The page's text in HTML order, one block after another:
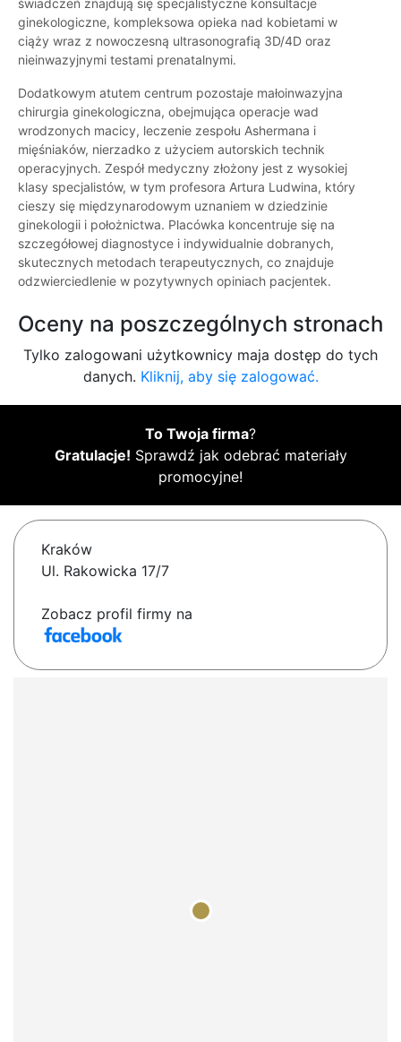
świadczeń znajdują się specjalistyczne konsultacje
ginekologiczne, kompleksowa opieka nad kobietami w
ciąży wraz z nowoczesną ultrasonografią 3D/4D oraz
nieinwazyjnymi testami prenatalnymi.
Dodatkowym atutem centrum pozostaje małoinwazyjna
chirurgia ginekologiczna, obejmująca operacje wad
wrodzonych macicy, leczenie zespołu Ashermana i
mięśniaków, nierzadko z użyciem autorskich technik
operacyjnych. Zespół medyczny złożony jest z wysokiej
klasy specjalistów, w tym profesora Artura Ludwina, który
cieszy się międzynarodowym uznaniem w dziedzinie
ginekologii i położnictwa. Placówka koncentruje się na
szczegółowej diagnostyce i indywidualnie dobranych,
skutecznych metodach terapeutycznych, co znajduje
odzwierciedlenie w pozytywnych opiniach pacjentek.
Oceny na poszczególnych stronach
Tylko zalogowani użytkownicy maja dostęp do tych
danych. Kliknij, aby się zalogować.
To Twoja firma?
Gratulacje! Sprawdź jak odebrać materiały
promocyjne!
Kraków
Ul. Rakowicka 17/7
Zobacz profil firmy na